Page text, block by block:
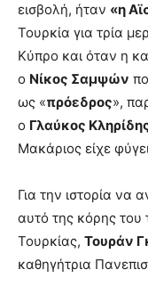
εισβολή, ήταν «η
Τουρκία για τρία
Κύπρο και όταν η
ο Νίκος Σαμψών
ως «πρόεδρος»,
ο Γλαύκος
Μακάριος είχε
Για την ιστορία να
αυτό της κόρης του
Τουρκίας, Τουράν
καθηγήτρια